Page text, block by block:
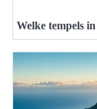
Welke tempels